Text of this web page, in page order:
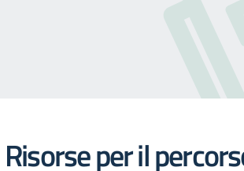
Risorse per il